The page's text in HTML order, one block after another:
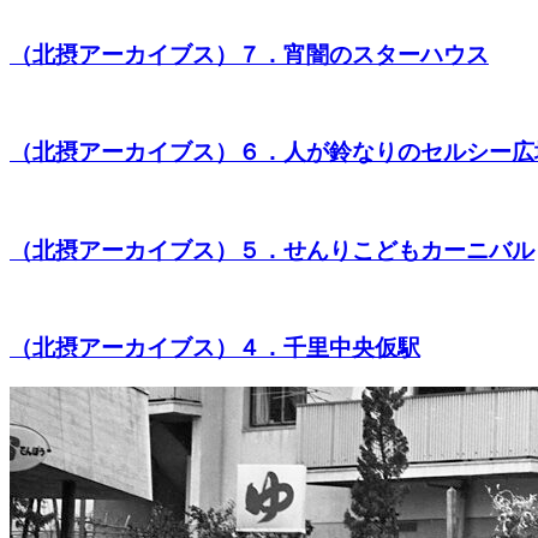
（北摂アーカイブス）７．宵闇のスターハウス
（北摂アーカイブス）６．人が鈴なりのセルシー
（北摂アーカイブス）５．せんりこどもカーニバル
（北摂アーカイブス）４．千里中央仮駅